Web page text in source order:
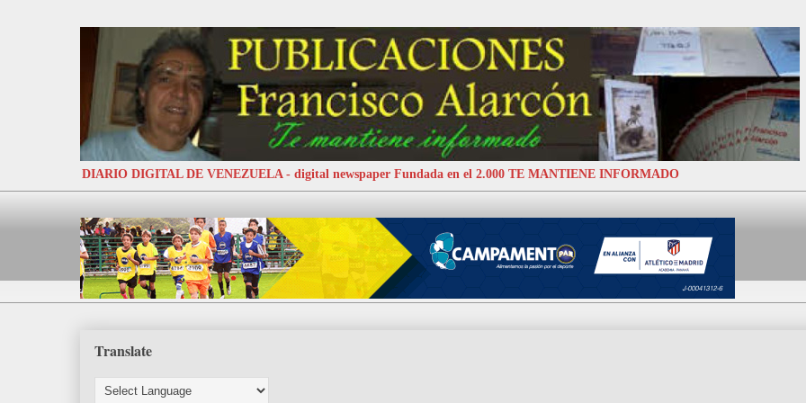
DIARIO DIGITAL DE VENEZUELA - digital newspaper Fundada en el 2.000 TE MANTIENE INFORMADO
Translate